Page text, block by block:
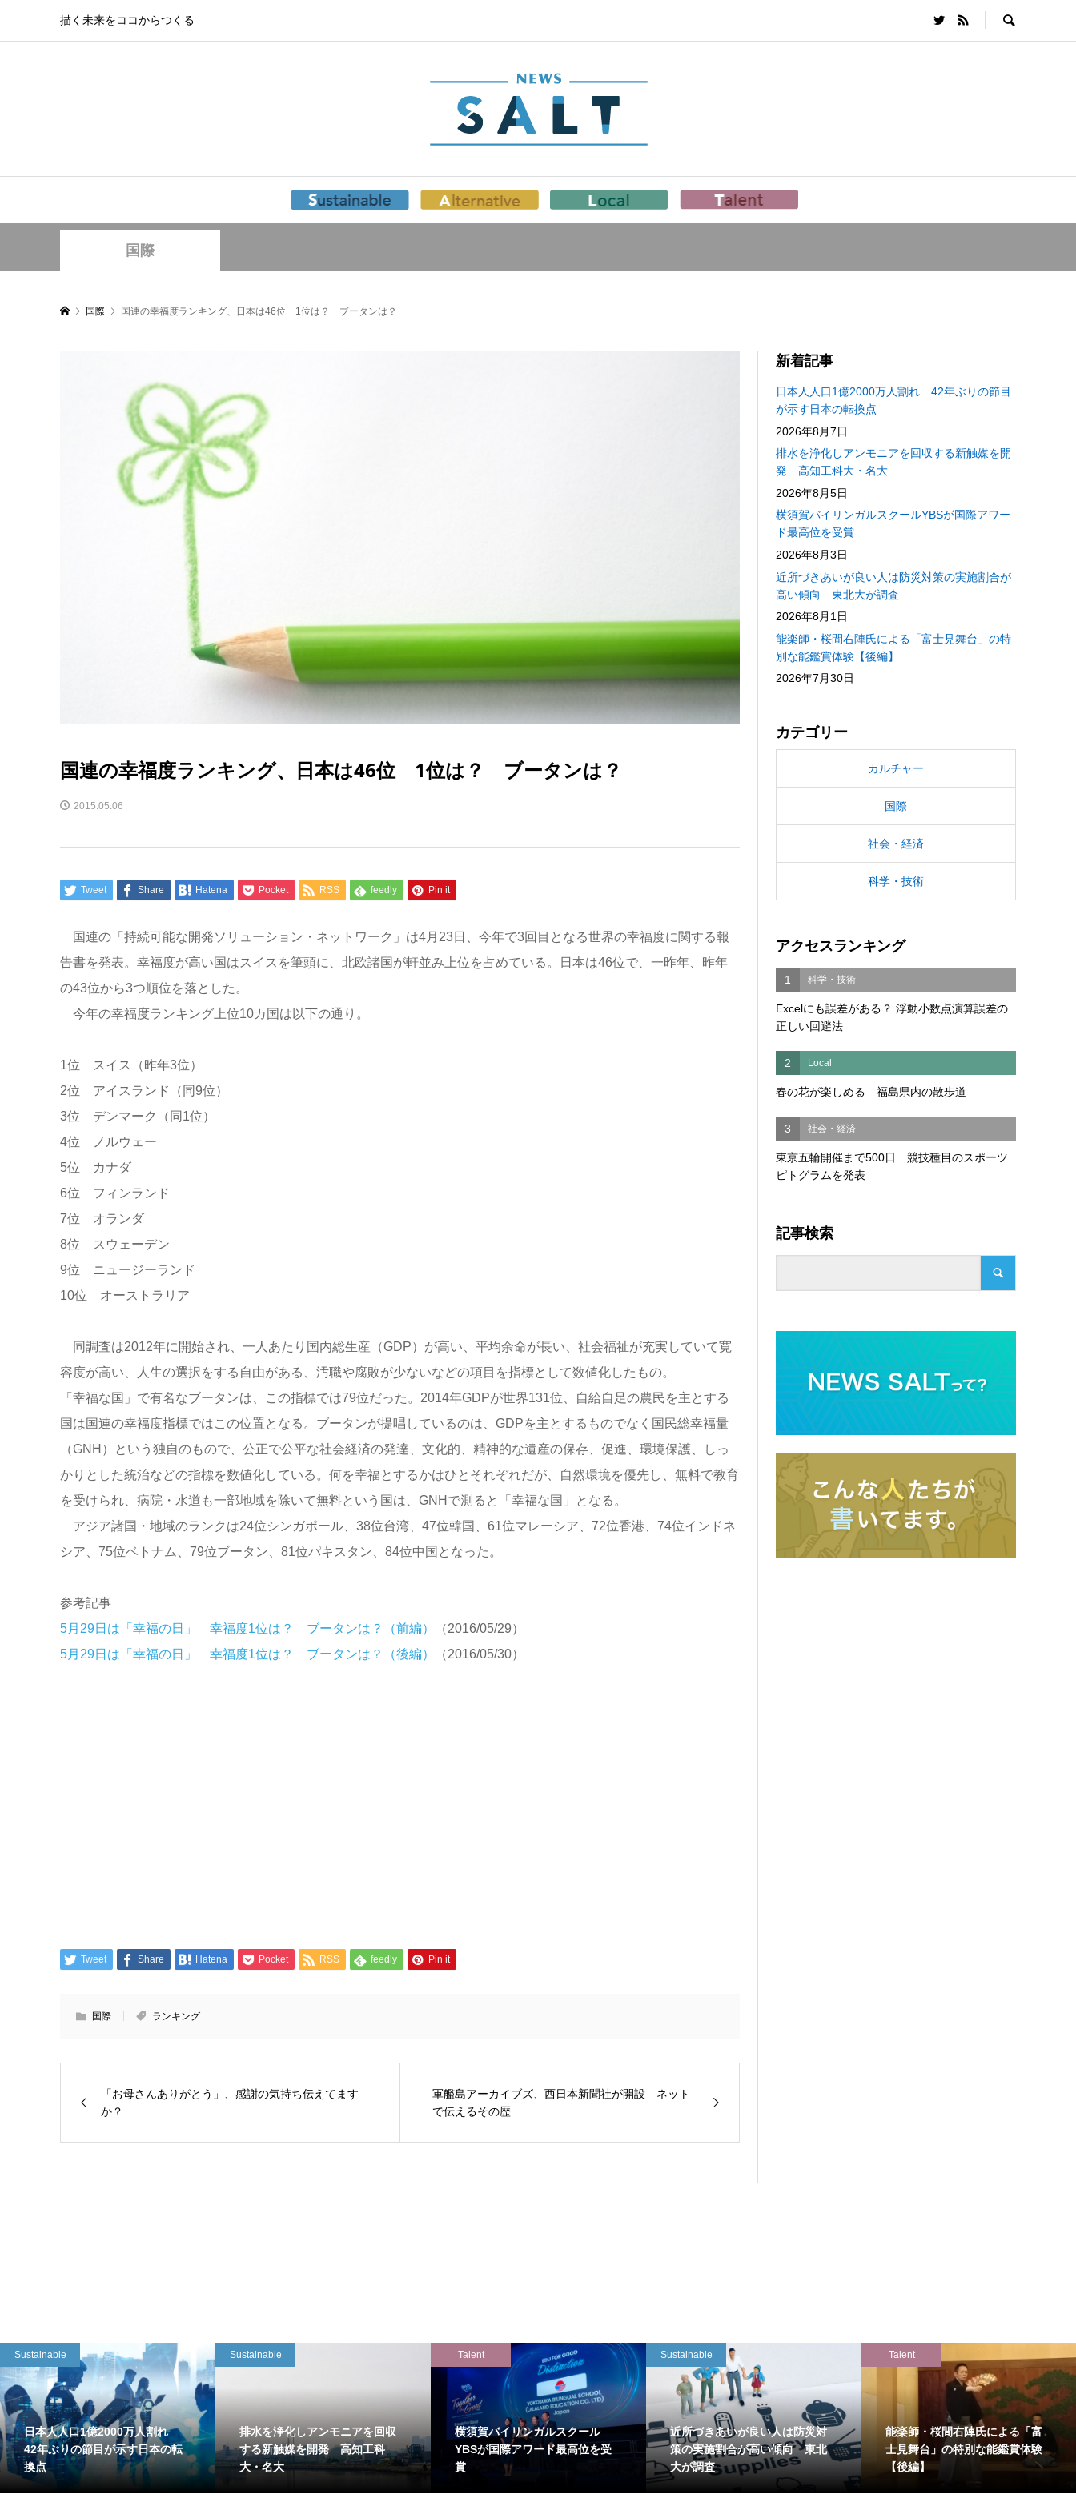
描く未来をココからつくる
国際
国際 国連の幸福度ランキング、日本は46位 1位は？ ブータンは？
国連の幸福度ランキング、日本は46位 1位は？ ブータンは？
2015.05.06
Tweet Share Hatena Pocket RSS feedly Pin it
国連の「持続可能な開発ソリューション・ネットワーク」は4月23日、今年で3回目となる世界の幸福度に関する報
告書を発表。幸福度が高い国はスイスを筆頭に、北欧諸国が軒並み上位を占めている。日本は46位で、一昨年、昨年
の43位から3つ順位を落とした。
今年の幸福度ランキング上位10カ国は以下の通り。
1位 スイス（昨年3位）
2位 アイスランド（同9位）
3位 デンマーク（同1位）
4位 ノルウェー
5位 カナダ
6位 フィンランド
7位 オランダ
8位 スウェーデン
9位 ニュージーランド
10位 オーストラリア
同調査は2012年に開始され、一人あたり国内総生産（GDP）が高い、平均余命が長い、社会福祉が充実していて寛
容度が高い、人生の選択をする自由がある、汚職や腐敗が少ないなどの項目を指標として数値化したもの。
「幸福な国」で有名なブータンは、この指標では79位だった。2014年GDPが世界131位、自給自足の農民を主とする
国は国連の幸福度指標ではこの位置となる。ブータンが提唱しているのは、GDPを主とするものでなく国民総幸福量
（GNH）という独自のもので、公正で公平な社会経済の発達、文化的、精神的な遺産の保存、促進、環境保護、しっ
かりとした統治などの指標を数値化している。何を幸福とするかはひとそれぞれだが、自然環境を優先し、無料で教育
を受けられ、病院・水道も一部地域を除いて無料という国は、GNHで測ると「幸福な国」となる。
アジア諸国・地域のランクは24位シンガポール、38位台湾、47位韓国、61位マレーシア、72位香港、74位インドネ
シア、75位ベトナム、79位ブータン、81位パキスタン、84位中国となった。
参考記事
5月29日は「幸福の日」 幸福度1位は？ ブータンは？（前編）
（2016/05/29）
5月29日は「幸福の日」 幸福度1位は？ ブータンは？（後編）
（2016/05/30）
Tweet Share Hatena Pocket RSS feedly Pin it
国際 ランキング
「お母さんありがとう」、感謝の気持ち伝えてます
か？
軍艦島アーカイブズ、西日本新聞社が開設 ネット
で伝えるその歴...
新着記事
日本人人口1億2000万人割れ 42年ぶりの節目
が示す日本の転換点
2026年8月7日
排水を浄化しアンモニアを回収する新触媒を開
発 高知工科大・名大
2026年8月5日
横須賀バイリンガルスクールYBSが国際アワー
ド最高位を受賞
2026年8月3日
近所づきあいが良い人は防災対策の実施割合が
高い傾向 東北大が調査
2026年8月1日
能楽師・桜間右陣氏による「富士見舞台」の特
別な能鑑賞体験【後編】
2026年7月30日
カテゴリー
カルチャー
国際
社会・経済
科学・技術
アクセスランキング
1 科学・技術
Excelにも誤差がある？ 浮動小数点演算誤差の
正しい回避法
2 Local
春の花が楽しめる 福島県内の散歩道
3 社会・経済
東京五輪開催まで500日 競技種目のスポーツ
ピトグラムを発表
記事検索
Sustainable
日本人人口1億2000万人割れ
42年ぶりの節目が示す日本の転
換点
Sustainable
排水を浄化しアンモニアを回収
する新触媒を開発 高知工科
大・名大
Talent
横須賀バイリンガルスクール
YBSが国際アワード最高位を受
賞
Sustainable
近所づきあいが良い人は防災対
策の実施割合が高い傾向 東北
大が調査
Talent
能楽師・桜間右陣氏による「富
士見舞台」の特別な能鑑賞体験
【後編】